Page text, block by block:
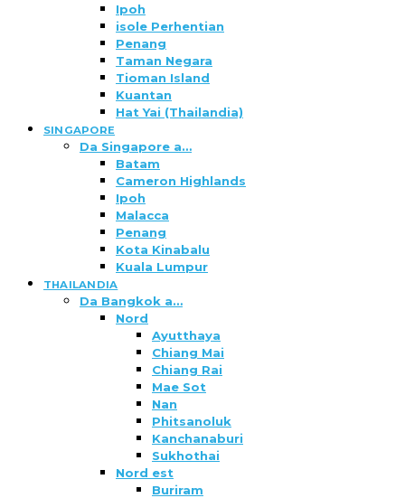
Ipoh
isole Perhentian
Penang
Taman Negara
Tioman Island
Kuantan
Hat Yai (Thailandia)
SINGAPORE
Da Singapore a…
Batam
Cameron Highlands
Ipoh
Malacca
Penang
Kota Kinabalu
Kuala Lumpur
THAILANDIA
Da Bangkok a…
Nord
Ayutthaya
Chiang Mai
Chiang Rai
Mae Sot
Nan
Phitsanoluk
Kanchanaburi
Sukhothai
Nord est
Buriram